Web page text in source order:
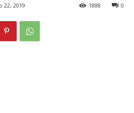
22, 2019 0
1888